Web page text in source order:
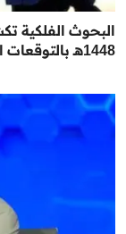
البحوث الفلكية
1448هـ بالتوقعات الفلكية